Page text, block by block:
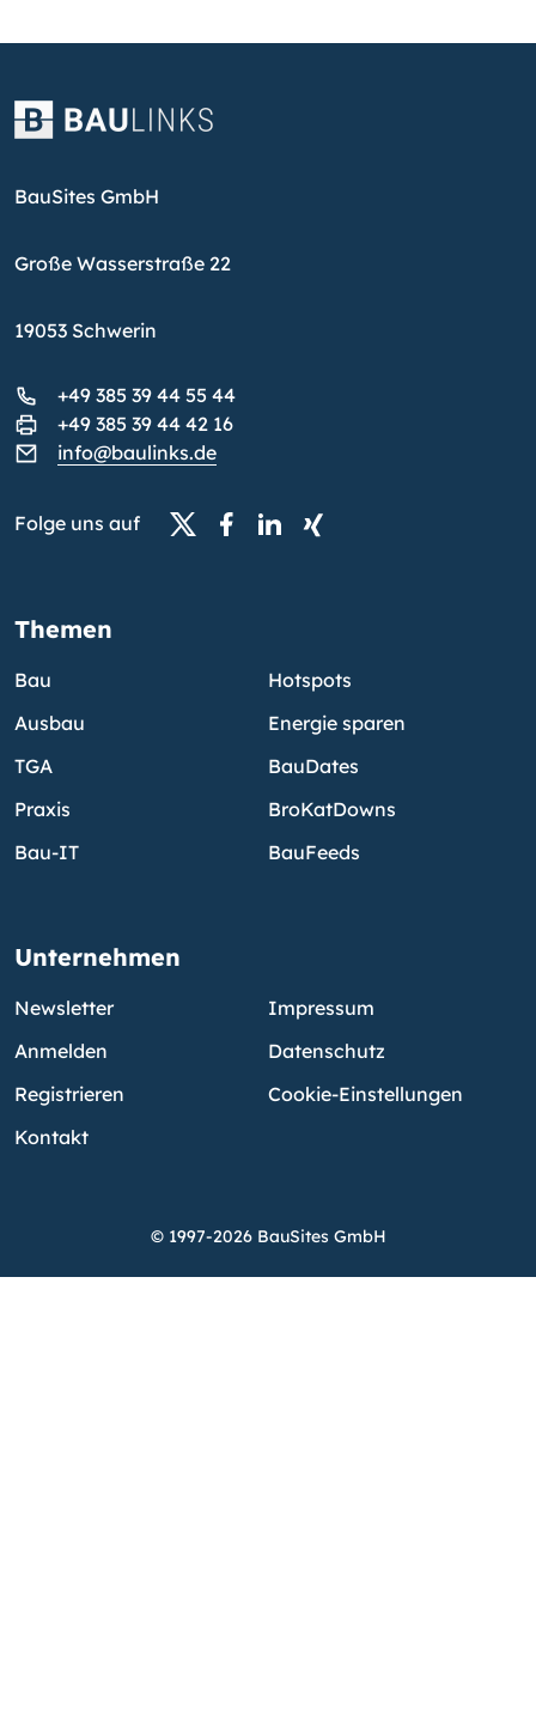
BauSites GmbH
Große Wasserstraße 22
19053 Schwerin
+49 385 39 44 55 44
+49 385 39 44 42 16
info@baulinks.de
Folge uns auf
Themen
Bau
Ausbau
TGA
Praxis
Bau-IT
Hotspots
Energie sparen
BauDates
BroKatDowns
BauFeeds
Unternehmen
Newsletter
Anmelden
Registrieren
Kontakt
Impressum
Datenschutz
Cookie-Einstellungen
© 1997-2026 BauSites GmbH